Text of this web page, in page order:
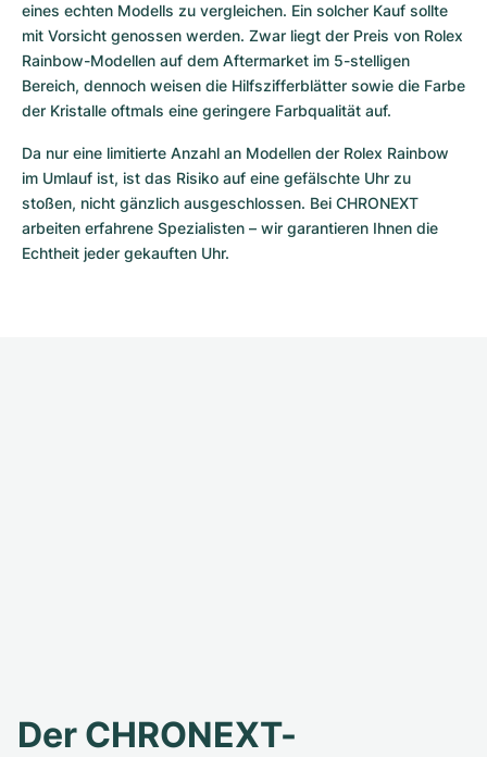
eines echten Modells zu vergleichen. Ein solcher Kauf sollte
mit Vorsicht genossen werden. Zwar liegt der Preis von Rolex
Rainbow-Modellen auf dem Aftermarket im 5-stelligen
Bereich, dennoch weisen die Hilfszifferblätter sowie die Farbe
der Kristalle oftmals eine geringere Farbqualität auf.
Da nur eine limitierte Anzahl an Modellen der Rolex Rainbow
im Umlauf ist, ist das Risiko auf eine gefälschte Uhr zu
stoßen, nicht gänzlich ausgeschlossen. Bei CHRONEXT
arbeiten erfahrene Spezialisten – wir garantieren Ihnen die
Echtheit jeder gekauften Uhr.
Der CHRONEXT-